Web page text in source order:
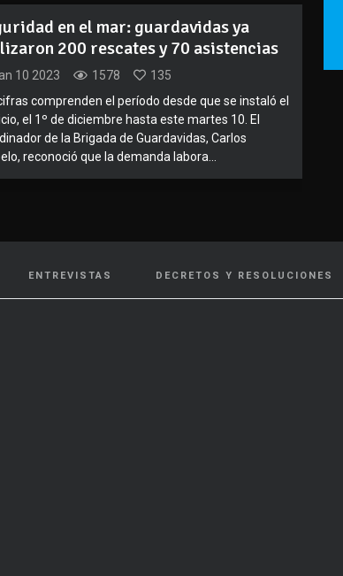
en el mar: guardavidas ya
200 rescates y 70 asistencias
10 2023 1578
135
comprenden el período desde que se instaló el
el 1º de diciembre hasta este martes 10. El
de la Brigada de Guardavidas, Carlos
reconoció que la demanda labora...
ENTREVISTAS DECRETOS Y RESOLUCIONES